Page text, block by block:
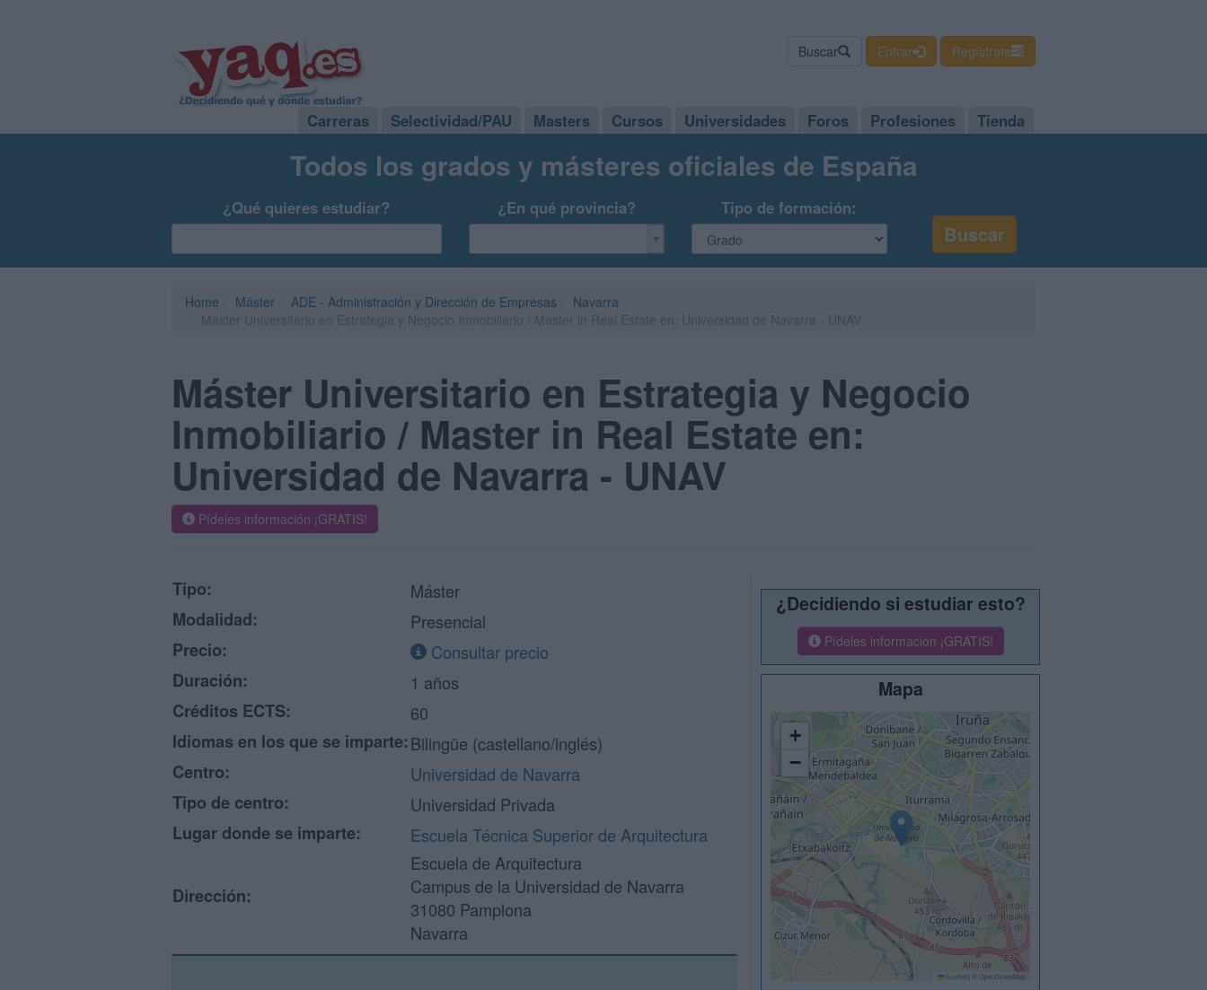
Buscar Entrar Regístrate
Carreras Selectividad/PAU Masters Cursos Universidades Foros Profesiones Tienda
Todos los grados y másteres oficiales de España
¿Qué quieres estudiar? ¿En qué provincia? Tipo de formación:
Home Máster ADE - Administración y Dirección de Empresas
Navarra
Máster Universitario en Estrategia y Negocio
Inmobiliario / Master in Real Estate en:
Universidad de Navarra - UNAV
Pídeles información ¡GRATIS!
Tipo:
Máster
Modalidad:
Presencial
Precio:
Consultar precio
Duración:
1 años
Créditos ECTS:
60
Idiomas en los que se imparte:Bilingüe (castellano/inglés)
Centro:
Universidad de Navarra
Tipo de centro:
Universidad Privada
Lugar donde se imparte:
Escuela Técnica Superior de Arquitectura
Dirección:
Escuela de Arquitectura
Campus de la Universidad de Navarra
31080 Pamplona
Navarra
¿Decidiendo si estudiar esto?
Pídeles información ¡GRATIS!
Mapa
+
−
Leaflet © OpenStreetMap